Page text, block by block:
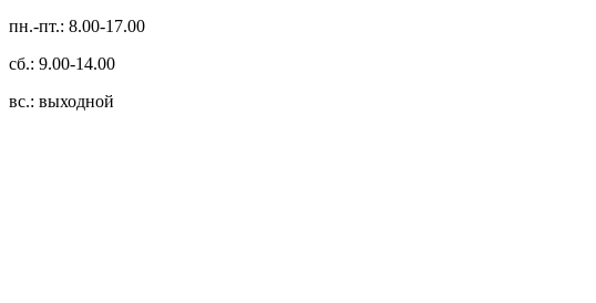
пн.-пт.: 8.00-17.00
сб.: 9.00-14.00
вс.: выходной